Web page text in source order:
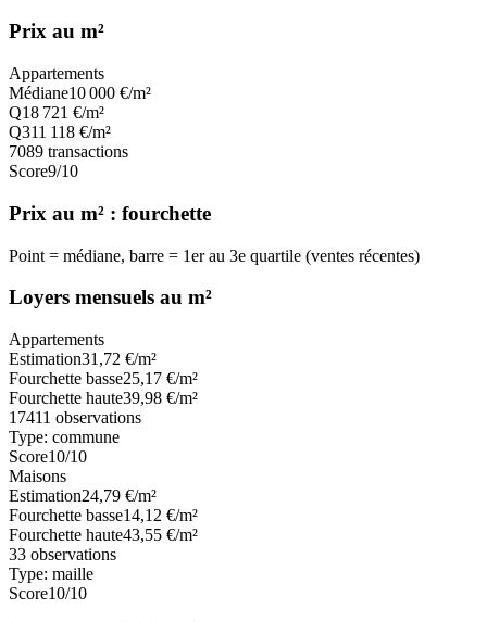
Prix au m²
Appartements
Médiane10 000 €/m²
Q18 721 €/m²
Q311 118 €/m²
7089 transactions
Score9/10
Prix au m² : fourchette
Point = médiane, barre = 1er au 3e quartile (ventes récentes)
Loyers mensuels au m²
Appartements
Estimation31,72 €/m²
Fourchette basse25,17 €/m²
Fourchette haute39,98 €/m²
17411 observations
Type: commune
Score10/10
Maisons
Estimation24,79 €/m²
Fourchette basse14,12 €/m²
Fourchette haute43,55 €/m²
33 observations
Type: maille
Score10/10